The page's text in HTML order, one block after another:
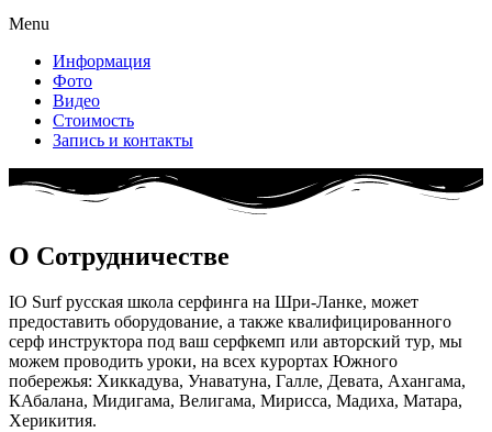
Menu
Информация
Фото
Видео
Стоимость
Запись и контакты
О Сотрудничестве
IO Surf русская школа серфинга на Шри-Ланке, может
предоставить оборудование, а также квалифицированного
серф инструктора под ваш серфкемп или авторский тур, мы
можем проводить уроки, на всех курортах Южного
побережья: Хиккадува, Унаватуна, Галле, Девата, Ахангама,
КАбалана, Мидигама, Велигама, Мирисса, Мадиха, Матара,
Херикития.